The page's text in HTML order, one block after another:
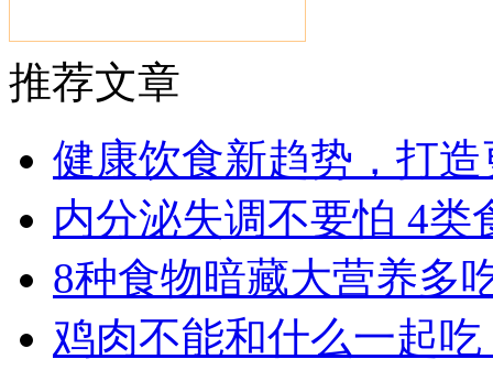
推荐文章
健康饮食新趋势，打
内分泌失调不要怕 4类
8种食物暗藏大营养多
鸡肉不能和什么一起